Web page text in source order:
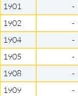
1901
-
1902
-
1904
-
1905
-
1908
-
1909
-